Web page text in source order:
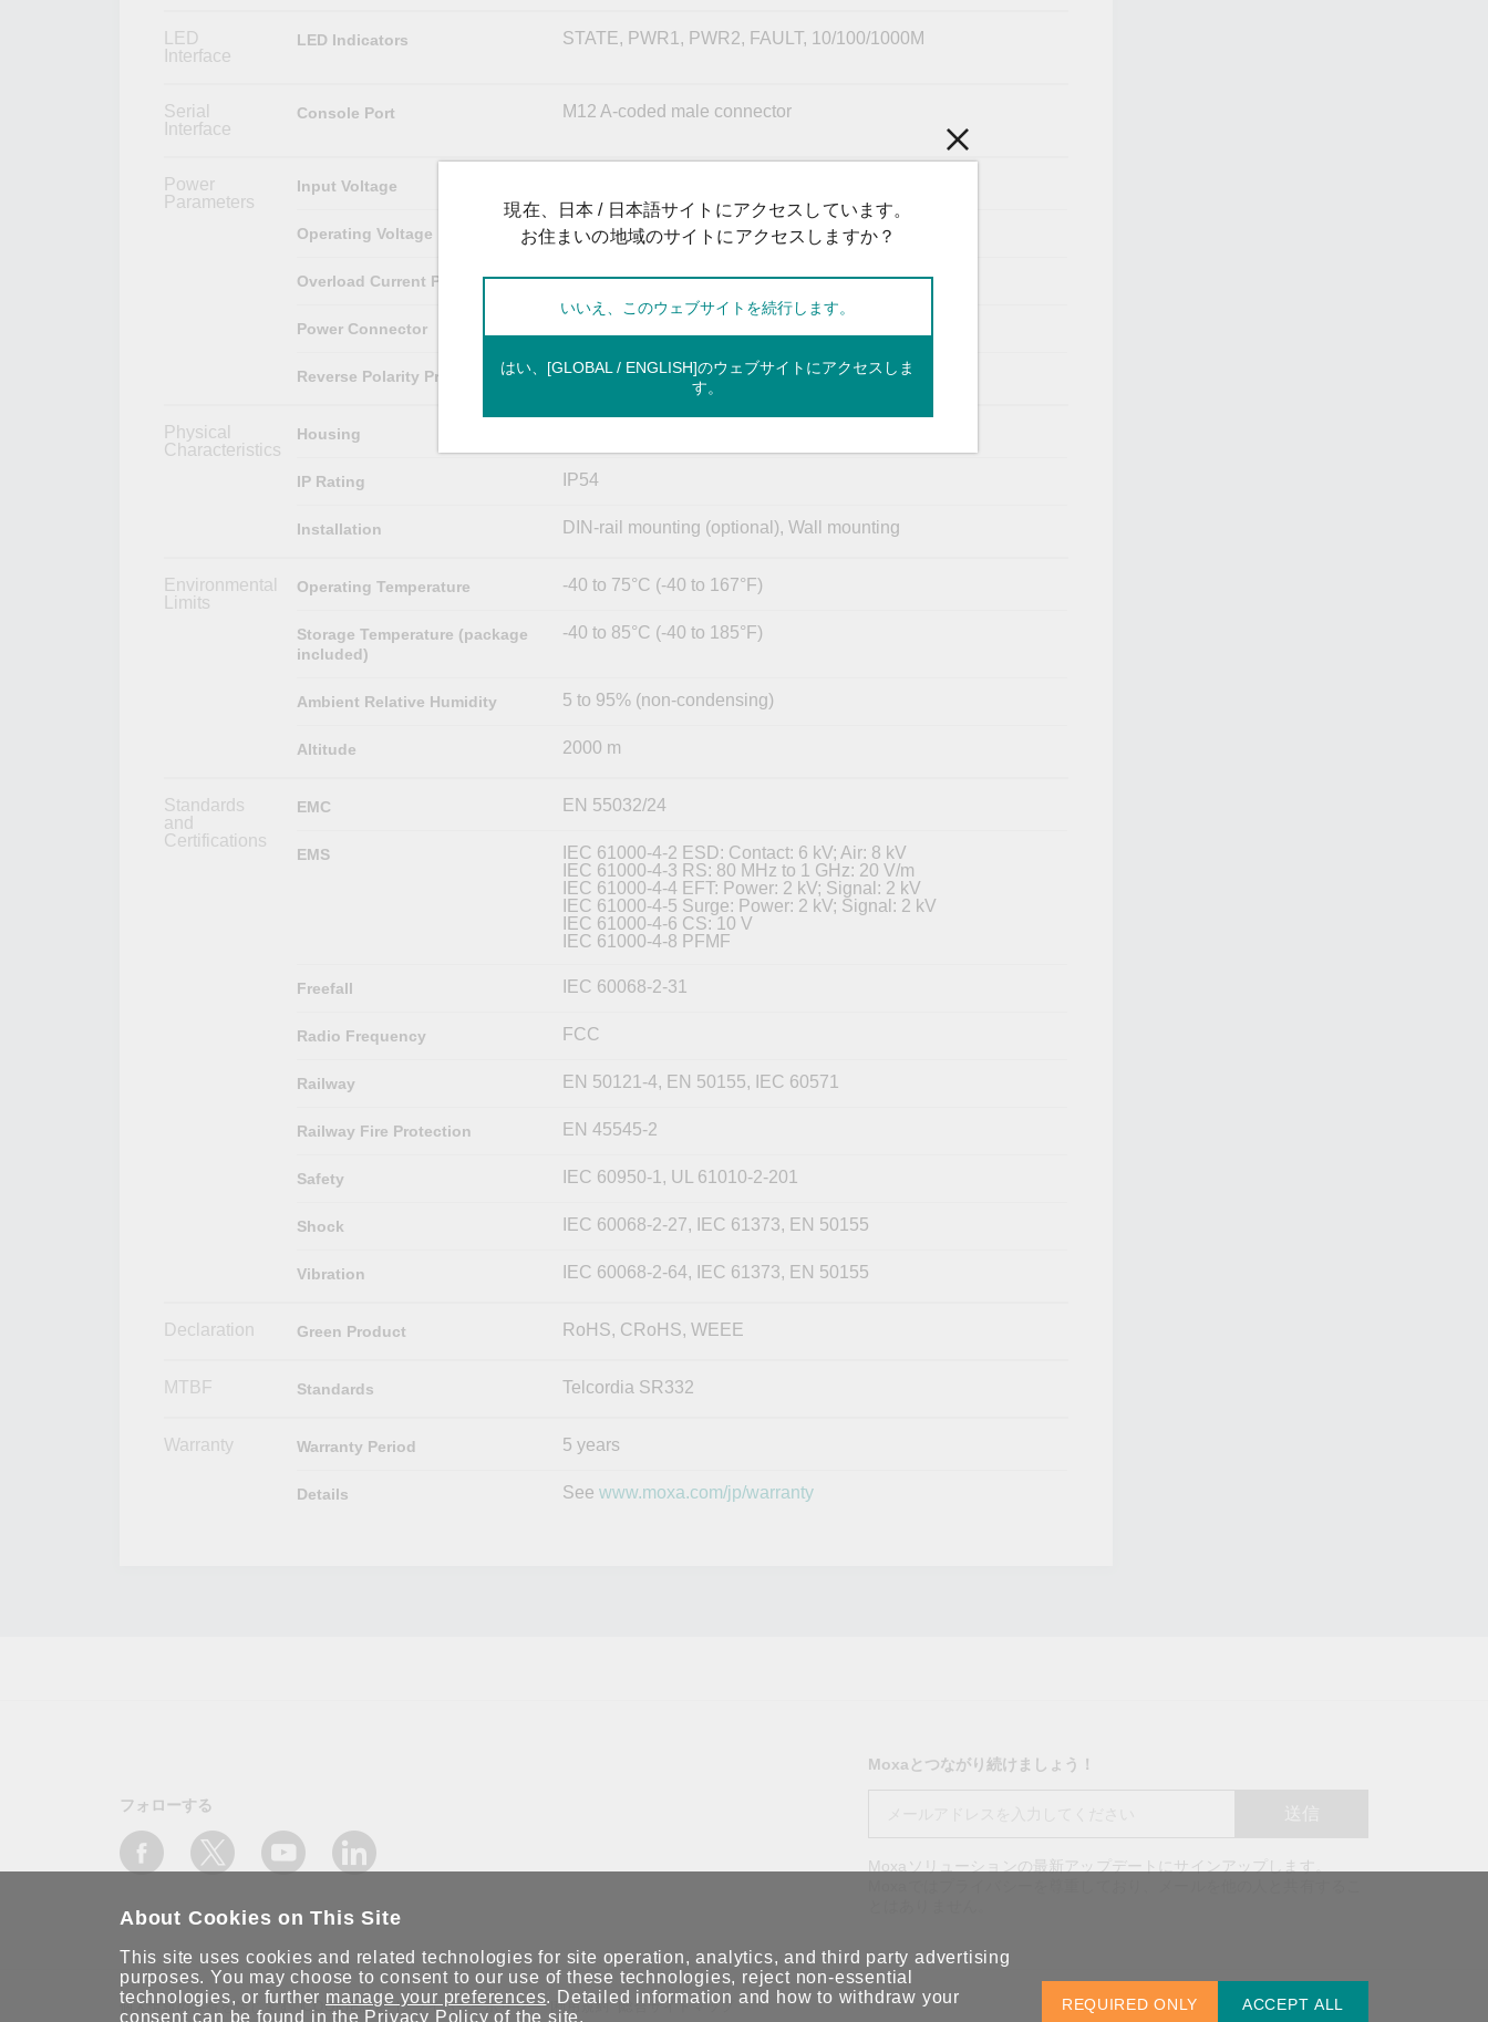
LED
Interface
LED Indicators STATE, PWR1, PWR2, FAULT, 10/100/1000M
Serial
Interface
Console Port M12 A-coded male connector
Power
Parameters
Input Voltage
Operating Voltage 16.8 to 137.5 VDC
Overload Current Protection Supported
Power Connector
Reverse Polarity Protection Supported
Physical
Characteristics
Housing
IP Rating IP54
Installation DIN-rail mounting (optional), Wall mounting
Environmental
Limits
Operating Temperature -40 to 75°C (-40 to 167°F)
Storage Temperature (package
included)
-40 to 85°C (-40 to 185°F)
Ambient Relative Humidity 5 to 95% (non-condensing)
Altitude 2000 m
Standards
and
Certifications
EMC EN 55032/24
EMS
IEC 61000-4-2 ESD: Contact: 6 kV; Air: 8 kV
IEC 61000-4-3 RS: 80 MHz to 1 GHz: 20 V/m
IEC 61000-4-4 EFT: Power: 2 kV; Signal: 2 kV
IEC 61000-4-5 Surge: Power: 2 kV; Signal: 2 kV
IEC 61000-4-6 CS: 10 V
IEC 61000-4-8 PFMF
Freefall IEC 60068-2-31
Radio Frequency FCC
Railway EN 50121-4, EN 50155, IEC 60571
Railway Fire Protection EN 45545-2
Safety IEC 60950-1, UL 61010-2-201
Shock IEC 60068-2-27, IEC 61373, EN 50155
Vibration IEC 60068-2-64, IEC 61373, EN 50155
Declaration Green Product RoHS, CRoHS, WEEE
MTBF Standards Telcordia SR332
Warranty Warranty Period 5 years
Details See www.moxa.com/jp/warranty
フォローする
Moxaとつながり続けましょう！
Moxaソリューションの最新アップデートにサインアップします。
個人情報の共有を禁じます COOKIE設定 プライバシーポリシー 利用規約 総合サイトマップ 日本 / 日本語
バッグを見る
現在、日本 / 日本語サイトにアクセスしています。
お住まいの地域のサイトにアクセスしますか？
いいえ、このウェブサイトを続行します。
はい、[GLOBAL / ENGLISH]のウェブサイトにアクセスしま
す。
About Cookies on This Site
This site uses cookies and related technologies for site operation, analytics, and third party advertising
purposes. You may choose to consent to our use of these technologies, reject non-essential
technologies, or further manage your preferences. Detailed information and how to withdraw your
consent can be found in the Privacy Policy of the site.
ACCEPT ALL
REQUIRED ONLY